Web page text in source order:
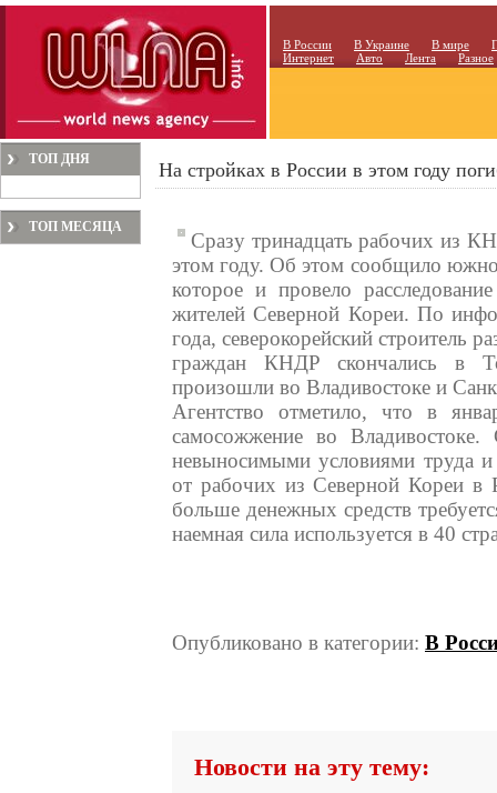
В России В Украине В мире
Интернет
Авто Лента Разное
ТОП ДНЯ
ТОП МЕСЯЦА
На стройках в России в этом году
Сразу тринадцать рабочих из
этом году. Об этом сообщило
которое и провело
жителей Северной Кореи. По
года, северокорейский строитель
граждан КНДР скончались в
произошли во Владивостоке и
Агентство отметило, что в
самосожжение во
невыносимыми условиями труда
от рабочих из Северной Кореи в
больше денежных средств
наемная сила используется в 40
Опубликовано в категории: В
Новости на эту тему: